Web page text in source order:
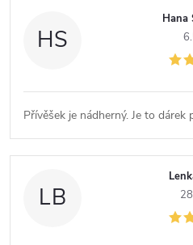
HS
Hana
Přívěšek je nádherný. Je to
LB